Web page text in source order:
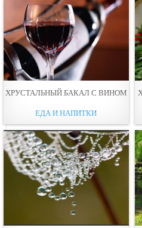
ХРУСТАЛЬНЫЙ БАКАЛ С ВИНОМ
ЕДА И НАПИТКИ